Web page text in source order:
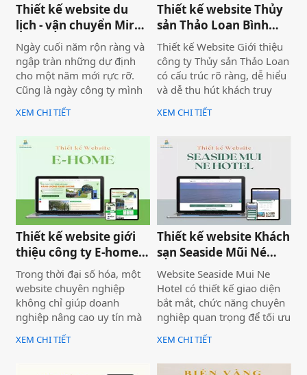
Thiết kế website du
lịch - vận chuyển Mira
tour Mũi Né
Ngày cuối năm rộn ràng và
ngập tràn những dự định
cho một năm mới rực rỡ.
Cũng là ngày công ty mình
bàn giao dự án thiết kế
website Mira Tour Mũi Né –
du lịch và thuê xe
XEM CHI TIẾT
Thiết kế website Thủy
sản Thảo Loan Bình
Thuận, Lâm Đồng
Thiết kế Website Giới thiệu
công ty Thủy sản Thảo Loan
có cấu trúc rõ ràng, dễ hiểu
và dễ thu hút khách truy
cập vào website giúp truyền
tải thông tin hiệu quả. Với
màu xanh dương và đỏ làm
nổi bật lên những nội dung
chính của website.
XEM CHI TIẾT
Thiết kế website giới
thiệu công ty E-home
Bình Thuận
Trong thời đại số hóa, một
website chuyên nghiệp
không chỉ giúp doanh
nghiệp nâng cao uy tín mà
còn là công cụ tiếp cận
khách hàng hiệu quả. Dịch
XEM CHI TIẾT
Thiết kế website Khách
sạn Seaside Mũi Né
chuyên nghiệp
Website Seaside Mui Ne
Hotel có thiết kế giao diện
bắt mắt, chức năng chuyên
nghiệp quan trọng để tối ưu
trải nghiệm người dùng và
hỗ trợ hoạt động kinh
XEM CHI TIẾT